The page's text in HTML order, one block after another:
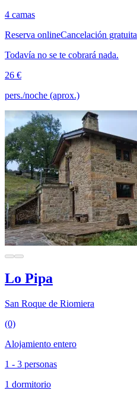
4 camas
Reserva onlineCancelación gratuita
Todavía no se te cobrará nada.
26 €
pers./noche (aprox.)
Lo Pipa
San Roque de Riomiera
(0)
Alojamiento entero
1 - 3 personas
1 dormitorio